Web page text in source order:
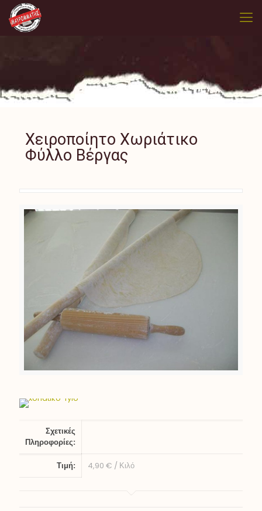
Χειροποίητο Χωριάτικο
Φύλλο Βέργας
Σχετικές
Πληροφορίες:
Τιμή: 4,90 € / Κιλό